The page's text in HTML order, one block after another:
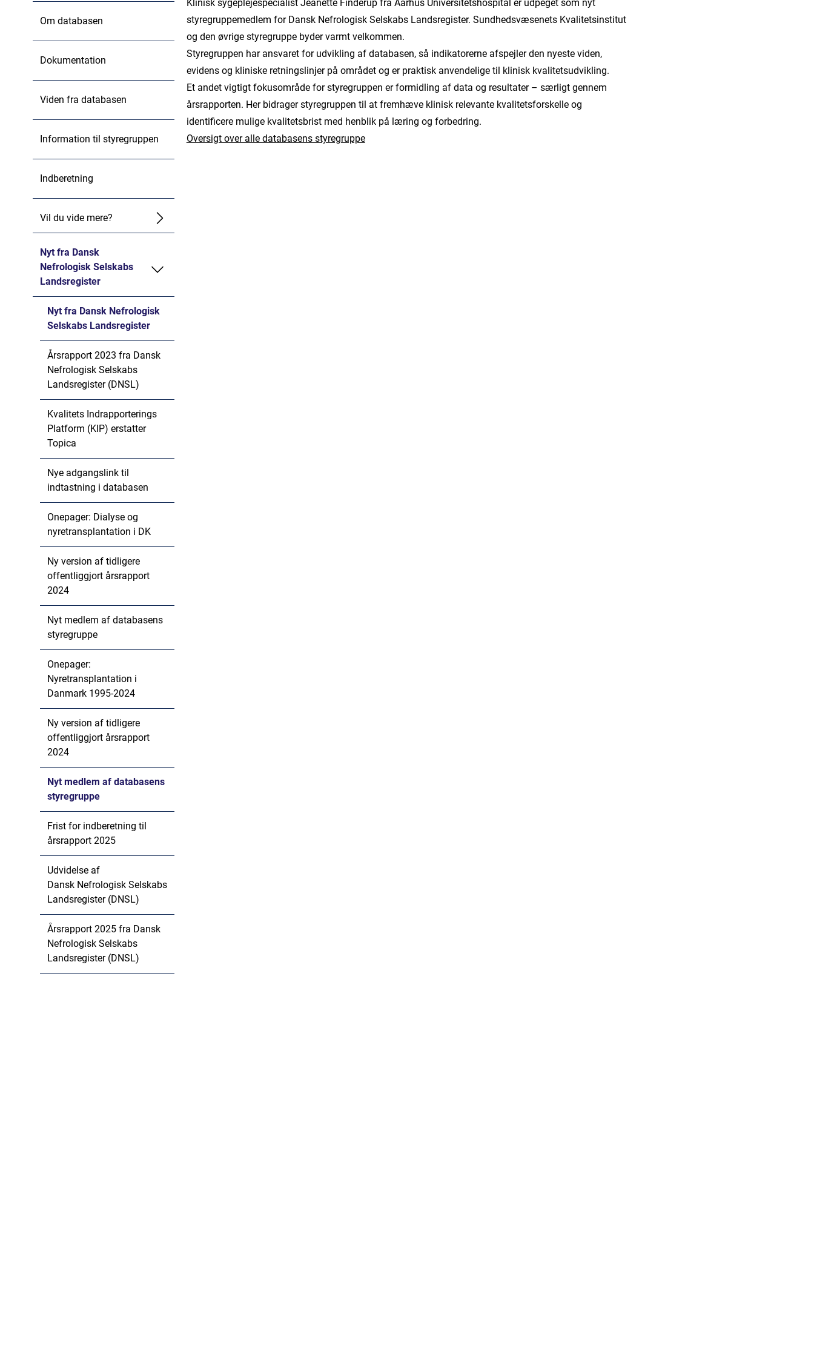
Om databasen
Dokumentation
Viden fra databasen
Information til styregruppen
Indberetning
Vil du vide mere?
Nyt fra Dansk
Nefrologisk Selskabs
Landsregister
Nyt fra Dansk Nefrologisk
Selskabs Landsregister
Årsrapport 2023 fra Dansk
Nefrologisk Selskabs
Landsregister (DNSL)
Kvalitets Indrapporterings
Platform (KIP) erstatter
Topica
Nye adgangslink til
indtastning i databasen
Onepager: Dialyse og
nyretransplantation i DK
Ny version af tidligere
offentliggjort årsrapport
2024
Nyt medlem af databasens
styregruppe
Onepager:
Nyretransplantation i
Danmark 1995-2024
Ny version af tidligere
offentliggjort årsrapport
2024
Nyt medlem af databasens
styregruppe
Frist for indberetning til
årsrapport 2025
Udvidelse af
Dansk Nefrologisk Selskabs
Landsregister (DNSL)
Årsrapport 2025 fra Dansk
Nefrologisk Selskabs
Landsregister (DNSL)
Klinisk sygeplejespecialist Jeanette Finderup fra Aarhus Universitetshospital er udpeget som nyt
styregruppemedlem for Dansk Nefrologisk Selskabs Landsregister. Sundhedsvæsenets Kvalitetsinstitut
og den øvrige styregruppe byder varmt velkommen.
Styregruppen har ansvaret for udvikling af databasen, så indikatorerne afspejler den nyeste viden,
evidens og kliniske retningslinjer på området og er praktisk anvendelige til klinisk kvalitetsudvikling.
Et andet vigtigt fokusområde for styregruppen er formidling af data og resultater – særligt gennem
årsrapporten. Her bidrager styregruppen til at fremhæve klinisk relevante kvalitetsforskelle og
identificere mulige kvalitetsbrist med henblik på læring og forbedring.
Oversigt over alle databasens styregruppe